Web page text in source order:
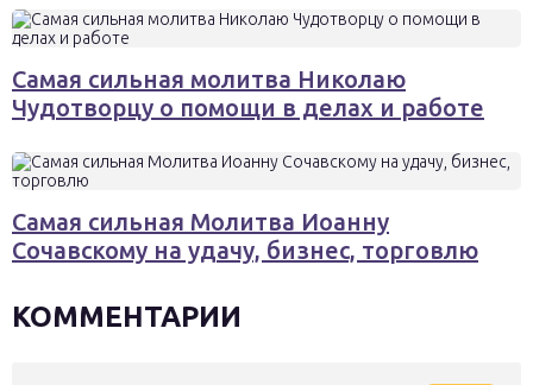
Самая сильная молитва Николаю
Чудотворцу о помощи в делах и работе
Самая сильная Молитва Иоанну
Сочавскому на удачу, бизнес, торговлю
КОММЕНТАРИИ